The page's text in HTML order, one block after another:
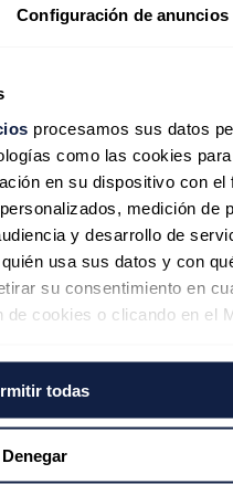
Configuración de anuncios
procesamos sus datos
como las cookies para
en su dispositivo con el
medición de
y desarrollo de
usa sus datos y con
su consentimiento en
cookies o clicando en el
su ubicación geográfica
varios metros
analizándolo activamente
todas
Denegar
de las redes de
de esta nueva cátedra, a la
conocimiento en Inteligencia
del conocimiento en las que
la
en motor de su